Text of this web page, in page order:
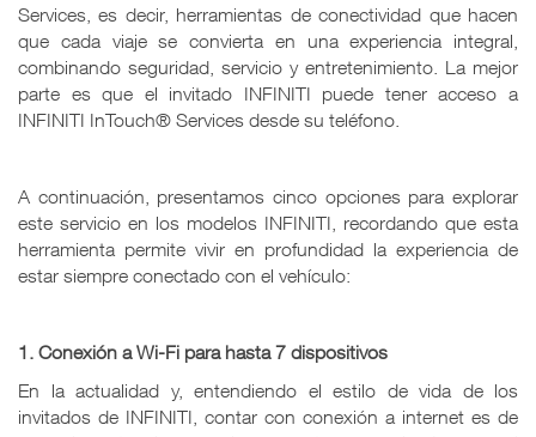
Services, es decir, herramientas de conectividad que hacen
que cada viaje se convierta en una experiencia integral,
combinando seguridad, servicio y entretenimiento. La mejor
parte es que el invitado INFINITI puede tener acceso a
INFINITI InTouch® Services desde su teléfono.
A continuación, presentamos cinco opciones para explorar
este servicio en los modelos INFINITI, recordando que esta
herramienta permite vivir en profundidad la experiencia de
estar siempre conectado con el vehículo:
1. Conexión a Wi-Fi para hasta 7 dispositivos
En la actualidad y, entendiendo el estilo de vida de los
invitados de INFINITI, contar con conexión a internet es de